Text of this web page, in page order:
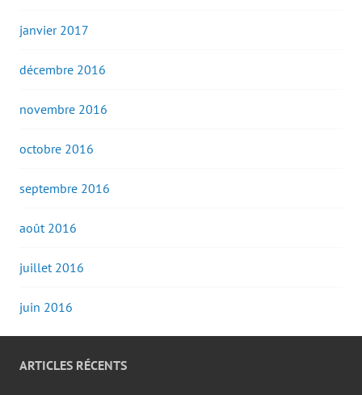
janvier 2017
décembre 2016
novembre 2016
octobre 2016
septembre 2016
août 2016
juillet 2016
juin 2016
ARTICLES RÉCENTS